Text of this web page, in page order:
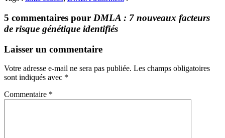
5 commentaires pour DMLA : 7 nouveaux facteurs
de risque génétique identifiés
Laisser un commentaire
Votre adresse e-mail ne sera pas publiée. Les champs obligatoires
sont indiqués avec *
Commentaire *